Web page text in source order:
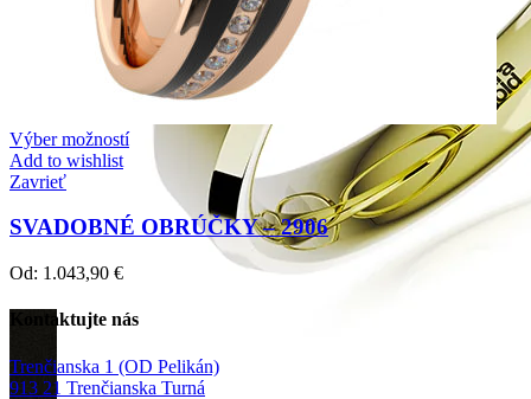
Výber možností
Add to wishlist
Zavrieť
SVADOBNÉ OBRÚČKY – 2906
Od: 1.043,90 €
Kontaktujte nás
Trenčianska 1 (OD Pelikán)
913 21 Trenčianska Turná